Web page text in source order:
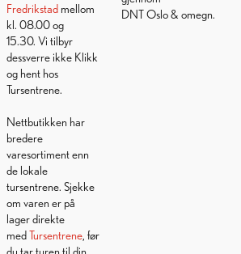
Fredrikstadmellom
kl. 08.00 og
15.30. Vi tilbyr
dessverre ikke Klikk
og hent hos
Tursentrene.
Nettbutikken har
bredere
varesortiment enn
de lokale
tursentrene. Sjekke
om varen er på
lager direkte
medTursentrene, før
DNT Oslo & omegn.